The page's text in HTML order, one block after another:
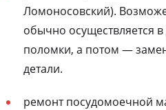
Ломоносовский).
обычно осуществляется
поломки, а потом —
детали.
ремонт посудомоечной